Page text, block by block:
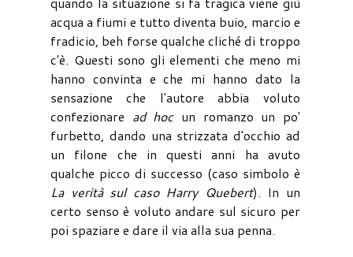
acqua a fiumi e tutto diventa buio, marcio e
fradicio, beh forse qualche cliché di troppo
c'è. Questi sono gli elementi che meno mi
hanno convinta e che mi hanno dato la
sensazione che l'autore abbia voluto
confezionare ad hocun romanzo un po'
furbetto, dando una strizzata d'occhio ad
un filone che in questi anni ha avuto
qualche picco di successo (caso simbolo è
La verità sul caso Harry Quebert). In un
certo senso è voluto andare sul sicuro per
poi spaziare e dare il via alla sua penna.